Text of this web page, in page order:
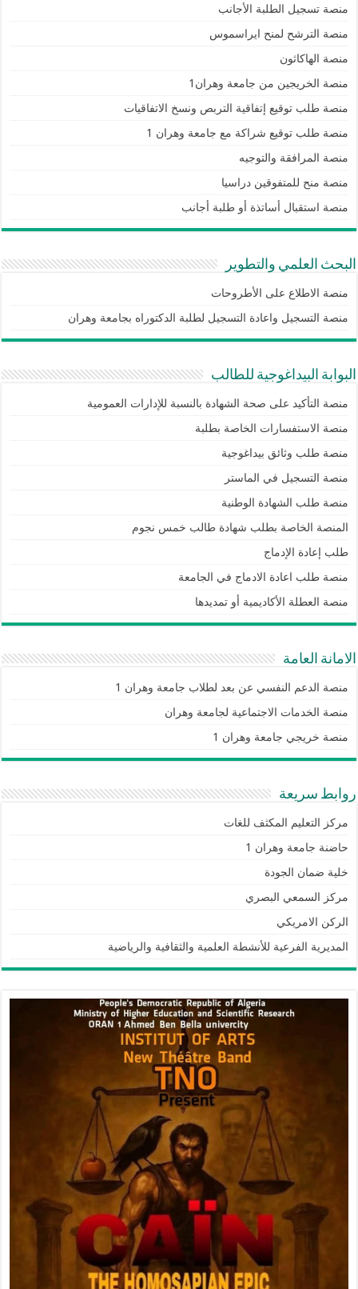
منصة تسجيل الطلبة الأجانب
منصة الترشح لمنح ايراسموس
منصة الهاكاثون
منصة الخريجين من جامعة وهران1
منصة طلب توقيع إتفاقية التربص ونسخ الاتفاقيات
منصة طلب توقيع شراكة مع جامعة وهران 1
منصة المرافقة والتوجيه
منصة منح للمتفوقين دراسيا
منصة استقبال أساتذة أو طلبة أجانب
البحث العلمي والتطوير
منصة الاطلاع على الأطروحات
منصة التسجيل واعادة التسجيل لطلبة الدكتوراه بجامعة وهران
البوابة البيداغوجية للطالب
منصة التأكيد على صحة الشهادة بالنسبة للإدارات العمومية
منصة الاستفسارات الخاصة بطلبة
منصة طلب وثائق بيداغوجية
منصة التسجيل في الماستر
منصة طلب الشهادة الوطنية
المنصة الخاصة بطلب شهادة طالب خمس نجوم
طلب إعادة الإدماج
منصة طلب اعادة الادماج في الجامعة
منصة العطلة الأكاديمية أو تمديدها
الامانة العامة
منصة الدعم النفسي عن بعد لطلاب جامعة وهران 1
منصة الخدمات الاجتماعية لجامعة وهران
منصة خريجي جامعة وهران 1
روابط سريعة
مركز التعليم المكثف للغات
حاضنة جامعة وهران 1
خلية ضمان الجودة
مركز السمعي البصري
الركن الامريكي
المديرية الفرعية للأنشطة العلمية والثقافية والرياضية